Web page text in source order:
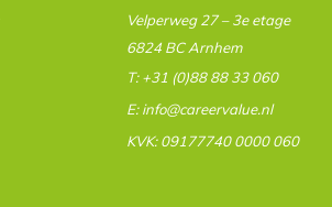
Velperweg 27 – 3e etage
6824 BC Arnhem
T: +31 (0)88 88 33 060
E: info@careervalue.nl
KVK: 09177740 0000 060